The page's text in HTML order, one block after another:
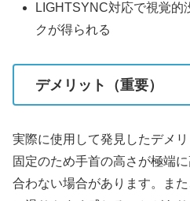
LIGHTSYNC対応で視覚的
クが得られる
デメリット（重要）
実際に使用して発見したデメ
固定のため手首の高さが極端
合わない場合があります。ま